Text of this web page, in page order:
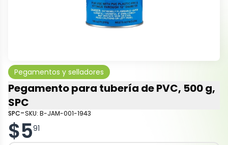
Pegamentos y selladores
Pegamento para tubería de PVC, 500 g,
SPC
SPC-SKU: B-JAM-001-1943
$591